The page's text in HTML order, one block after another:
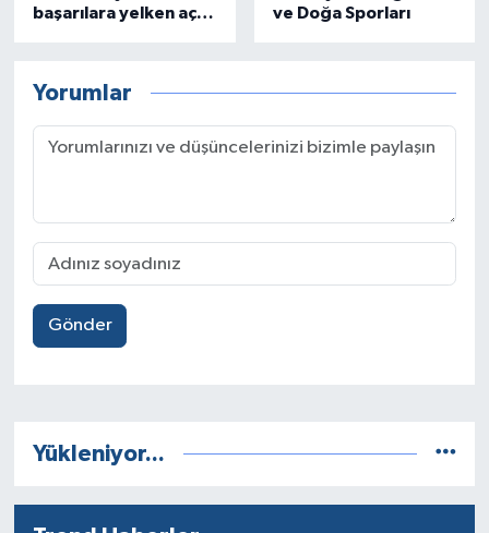
başarılara yelken açan
ve Doğa Sporları
Yorumlar
Gönder
Yükleniyor...